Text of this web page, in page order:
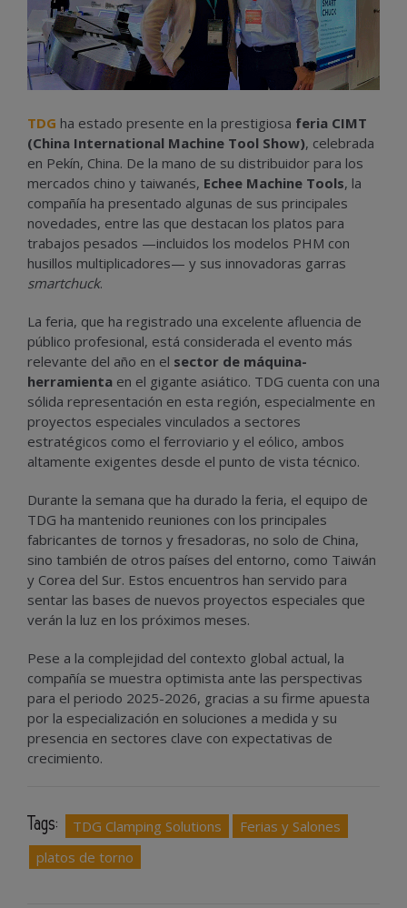
TDG ha estado presente en la prestigiosa feria CIMT
(China International Machine Tool Show), celebrada
en Pekín, China. De la mano de su distribuidor para los
mercados chino y taiwanés, Echee Machine Tools, la
compañía ha presentado algunas de sus principales
novedades, entre las que destacan los platos para
trabajos pesados —incluidos los modelos PHM con
husillos multiplicadores— y sus innovadoras garras
smartchuck.
La feria, que ha registrado una excelente afluencia de
público profesional, está considerada el evento más
relevante del año en el sector de máquina-
herramienta en el gigante asiático. TDG cuenta con una
sólida representación en esta región, especialmente en
proyectos especiales vinculados a sectores
estratégicos como el ferroviario y el eólico, ambos
altamente exigentes desde el punto de vista técnico.
Durante la semana que ha durado la feria, el equipo de
TDG ha mantenido reuniones con los principales
fabricantes de tornos y fresadoras, no solo de China,
sino también de otros países del entorno, como Taiwán
y Corea del Sur. Estos encuentros han servido para
sentar las bases de nuevos proyectos especiales que
verán la luz en los próximos meses.
Pese a la complejidad del contexto global actual, la
compañía se muestra optimista ante las perspectivas
para el periodo 2025-2026, gracias a su firme apuesta
por la especialización en soluciones a medida y su
presencia en sectores clave con expectativas de
crecimiento.
Tags: TDG Clamping Solutions
Ferias y Salones
platos de torno